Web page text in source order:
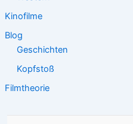
Kinofilme
Blog
Geschichten
Kopfstoß
Filmtheorie